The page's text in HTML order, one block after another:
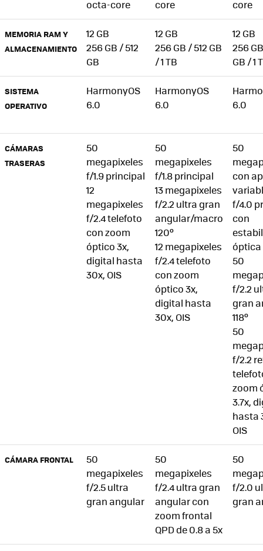
octa-core core core
MEMORIA RAM Y
ALMACENAMIENTO
12 GB
256 GB / 512
GB
12 GB
256 GB / 512 GB
/ 1 TB
12 GB
256
GB / 1
SISTEMA
OPERATIVO
HarmonyOS
6.0
HarmonyOS
6.0
6.0
CÁMARAS
TRASERAS
50
megapixeles
f/1.9 principal
12
megapixeles
f/2.4 telefoto
con zoom
óptico 3x,
digital hasta
30x, OIS
50
megapixeles
f/1.8 principal
13 megapixeles
f/2.2 ultra gran
angular/macro
120º
12 megapixeles
f/2.4 telefoto
con zoom
óptico 3x,
digital hasta
30x, OIS
50
con
f/4.0
con
óptica
50
f/2.2
gran
118º
50
f/2.2
zoom
3.7x,
hasta
OIS
CÁMARA FRONTAL
50
megapixeles
f/2.5 ultra
gran angular
50
megapixeles
f/2.4 ultra gran
angular con
zoom frontal
QPD de 0.8 a 5x
50
f/2.0
gran